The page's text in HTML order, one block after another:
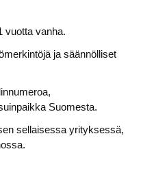
vuotta vanha.
ja säännölliset
Suomesta.
sellaisessa yrityksessä,